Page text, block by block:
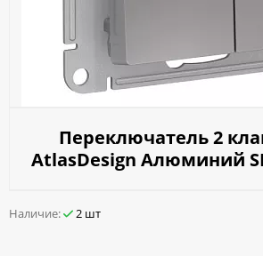
Переключатель 2
AtlasDesign Алюминий
Наличие: 2 шт